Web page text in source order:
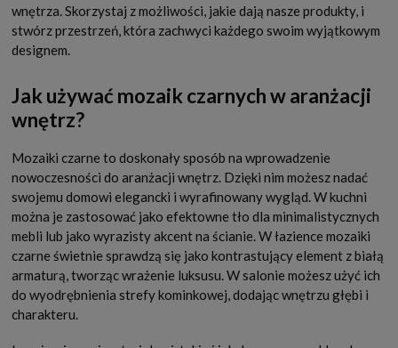
wnętrza. Skorzystaj z możliwości, jakie dają nasze produkty, i
stwórz przestrzeń, która zachwyci każdego swoim wyjątkowym
designem.
Jak używać mozaik czarnych w aranżacji
wnętrz?
Mozaiki czarne to doskonały sposób na wprowadzenie
nowoczesności do aranżacji wnętrz. Dzięki nim możesz nadać
swojemu domowi elegancki i wyrafinowany wygląd. W kuchni
można je zastosować jako efektowne tło dla minimalistycznych
mebli lub jako wyrazisty akcent na ścianie. W łazience mozaiki
czarne świetnie sprawdzą się jako kontrastujący element z białą
armaturą, tworząc wrażenie luksusu. W salonie możesz użyć ich
do wyodrębnienia strefy kominkowej, dodając wnętrzu głębi i
charakteru.